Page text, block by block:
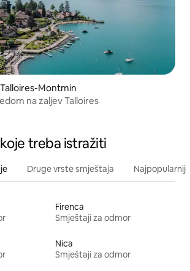
Montmin
na zaljev Talloires
treba istražiti
Druge vrste smještaja
Firenca
Smještaji za odmor
Nica
Smještaji za odmor